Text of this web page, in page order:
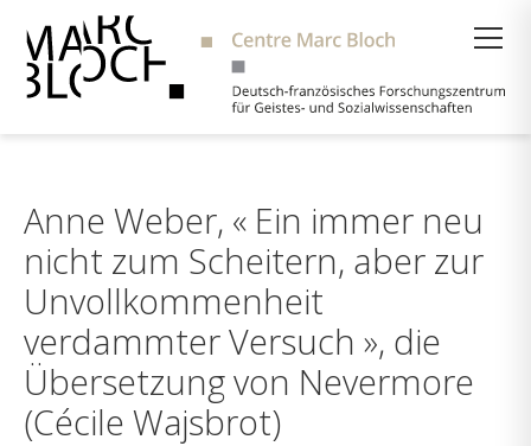
Anne Weber, « Ein immer neu
nicht zum Scheitern, aber zur
Unvollkommenheit
verdammter Versuch », die
Übersetzung von Nevermore
(Cécile Wajsbrot)